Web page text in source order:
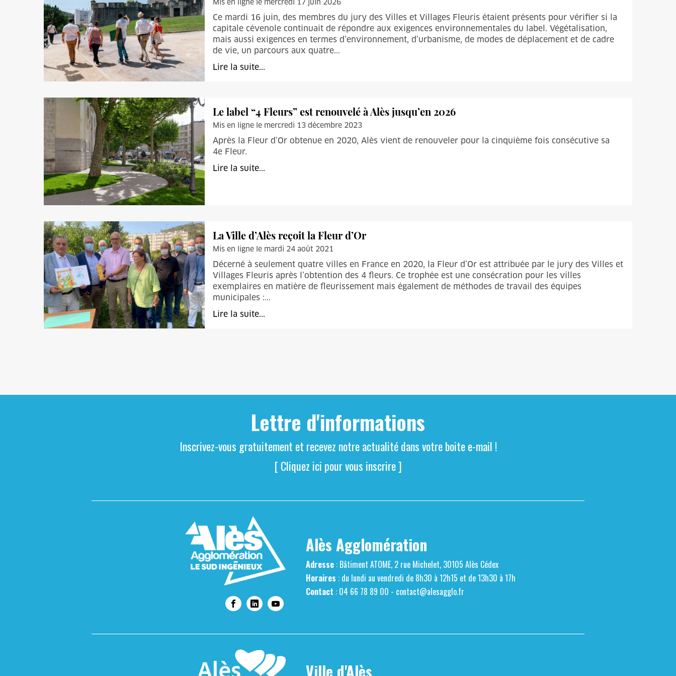
Mis en ligne le mercredi 17 juin 2026
Ce mardi 16 juin, des membres du jury des Villes et Villages Fleuris étaient présents pour vérifier si la
capitale cévenole continuait de répondre aux exigences environnementales du label. Végétalisation,
mais aussi exigences en termes d’environnement, d’urbanisme, de modes de déplacement et de cadre
de vie, un parcours aux quatre...
Lire la suite...
Le label “4 Fleurs” est renouvelé à Alès jusqu’en 2026
Mis en ligne le mercredi 13 décembre 2023
Après la Fleur d’Or obtenue en 2020, Alès vient de renouveler pour la cinquième fois consécutive sa
4e Fleur.
Lire la suite...
La Ville d’Alès reçoit la Fleur d’Or
Mis en ligne le mardi 24 août 2021
Décerné à seulement quatre villes en France en 2020, la Fleur d’Or est attribuée par le jury des Villes et
Villages Fleuris après l’obtention des 4 fleurs. Ce trophée est une consécration pour les villes
exemplaires en matière de fleurissement mais également de méthodes de travail des équipes
municipales :...
Lire la suite...
Lettre d'informations
Inscrivez-vous gratuitement et recevez notre actualité dans votre boite e-mail !
[ Cliquez ici pour vous inscrire ]
Alès Agglomération
Adresse: Bâtiment ATOME, 2 rue Michelet, 30105 Alès Cédex
Horaires : du lundi au vendredi de 8h30 à 12h15 et de 13h30 à 17h
Contact : 04 66 78 89 00 - contact@alesagglo.fr
Ville d'Alès